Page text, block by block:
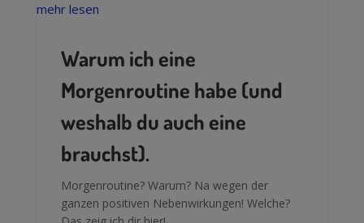
mehr lesen
Warum ich eine
Morgenroutine habe (und
weshalb du auch eine
brauchst).
Morgenroutine? Warum? Na wegen der
ganzen positiven Nebenwirkungen! Welche?